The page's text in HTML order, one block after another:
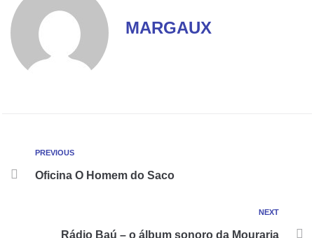
MARGAUX
PREVIOUS
Oficina O Homem do Saco
NEXT
Rádio Baú – o álbum sonoro da Mouraria